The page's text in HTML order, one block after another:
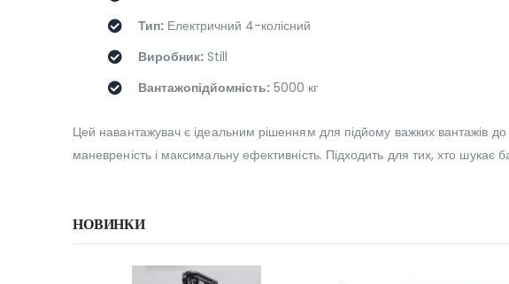
Тип: Електричний 4-колісний
Виробник: Still
Вантажопідйомність: 5000 кг
Цей навантажувач є ідеальним рішенням для підйому важких вантажів
маневреність і максимальну ефективність. Підходить для тих, хто шукає
НОВИНКИ